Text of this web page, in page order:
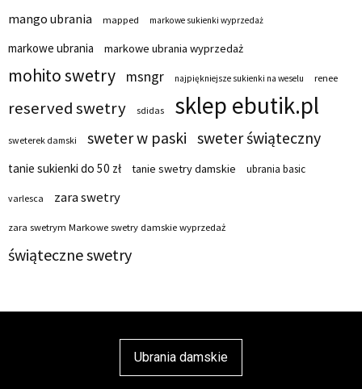
mango ubrania mapped markowe sukienki wyprzedaż
markowe ubrania markowe ubrania wyprzedaż
mohito swetry msngr najpiękniejsze sukienki na weselu renee
reserved swetry sdidas sklep ebutik.pl
sweterek damski sweter w paski sweter świąteczny
tanie sukienki do 50 zł tanie swetry damskie ubrania basic
varlesca zara swetry
zara swetrym Markowe swetry damskie wyprzedaż
świąteczne swetry
Ubrania damskie